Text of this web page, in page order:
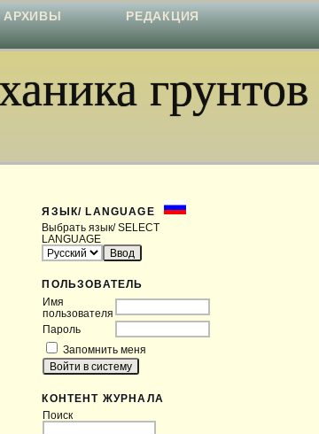
грунтов
ЯЗЫК/ LANGUAGE
Выбрать язык/ SELECT
LANGUAGE
ПОЛЬЗОВАТЕЛЬ
Имя
пользователя
Пароль
Запомнить меня
КОНТЕНТ ЖУРНАЛА
Поиск
АРХИВЫ
РЕДАКЦИЯ